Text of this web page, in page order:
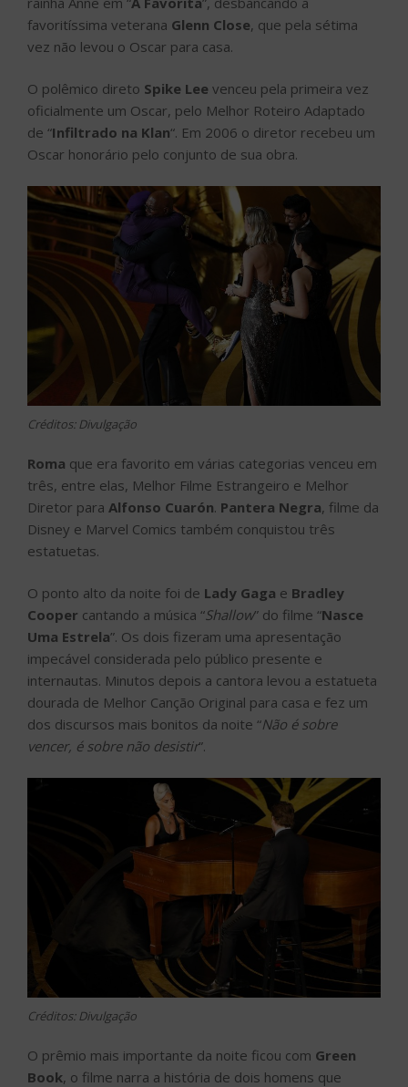
favoritíssima veterana Glenn Close, que pela sétima
vez não levou o Oscar para casa.
O polêmico direto Spike Lee venceu pela primeira vez
oficialmente um Oscar, pelo Melhor Roteiro Adaptado
de “Infiltrado na Klan“. Em 2006 o diretor recebeu um
Oscar honorário pelo conjunto de sua obra.
Créditos: Divulgação
Roma que era favorito em várias categorias venceu em
três, entre elas, Melhor Filme Estrangeiro e Melhor
Diretor para Alfonso Cuarón. Pantera Negra, filme da
Disney e Marvel Comics também conquistou três
estatuetas.
O ponto alto da noite foi de Lady Gaga e Bradley
Cooper cantando a música “Shallow” do filme “Nasce
Uma Estrela”. Os dois fizeram uma apresentação
impecável considerada pelo público presente e
internautas. Minutos depois a cantora levou a estatueta
dourada de Melhor Canção Original para casa e fez um
dos discursos mais bonitos da noite “Não é sobre
vencer, é sobre não desistir”.
Créditos: Divulgação
O prêmio mais importante da noite ficou com Green
Book, o filme narra a história de dois homens que